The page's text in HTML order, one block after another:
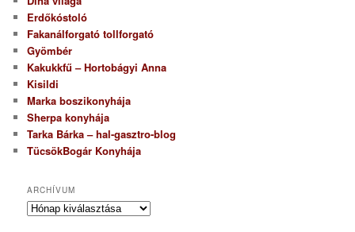
Erdőkóstoló
Fakanálforgató tollforgató
Gyömbér
Kakukkfű – Hortobágyi Anna
Kisildi
Marka boszikonyhája
Sherpa konyhája
Tarka Bárka – hal-gasztro-blog
TücsökBogár Konyhája
ARCHÍVUM
A